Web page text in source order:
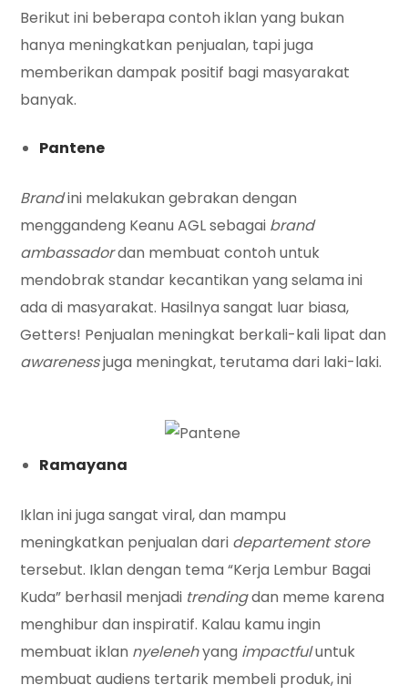
Berikut ini beberapa contoh iklan yang bukan
hanya meningkatkan penjualan, tapi juga
memberikan dampak positif bagi masyarakat
banyak.
Pantene
Brandini melakukan gebrakan dengan
menggandeng Keanu AGL sebagai brand
ambassadordan membuat contoh untuk
mendobrak standar kecantikan yang selama ini
ada di masyarakat. Hasilnya sangat luar biasa,
Getters! Penjualan meningkat berkali-kali lipat dan
awarenessjuga meningkat, terutama dari laki-laki.
Ramayana
Iklan ini juga sangat viral, dan mampu
meningkatkan penjualan dari departement store
tersebut. Iklan dengan tema “Kerja Lembur Bagai
Kuda” berhasil menjadi trendingdan meme karena
menghibur dan inspiratif. Kalau kamu ingin
membuat iklan nyelenehyang impactfuluntuk
membuat audiens tertarik membeli produk, ini